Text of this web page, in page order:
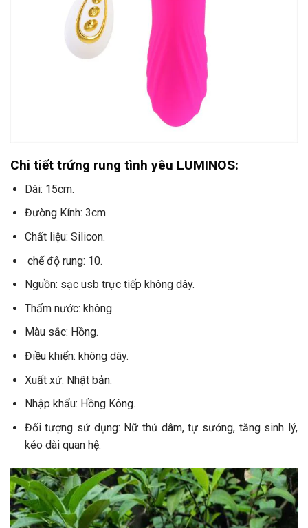
Chi tiết trứng rung tình yêu LUMINOS:
Dài: 15cm.
Đường Kính: 3cm
Chất liệu: Silicon.
chế độ rung: 10.
Nguồn: sạc usb trực tiếp không dây.
Thấm nước: không.
Màu sắc: Hồng.
Điều khiển: không dây.
Xuất xứ: Nhật bản.
Nhập khẩu: Hồng Kông.
Đối tượng sử dụng: Nữ thủ dâm, tự sướng, tăng sinh lý,
kéo dài quan hệ.